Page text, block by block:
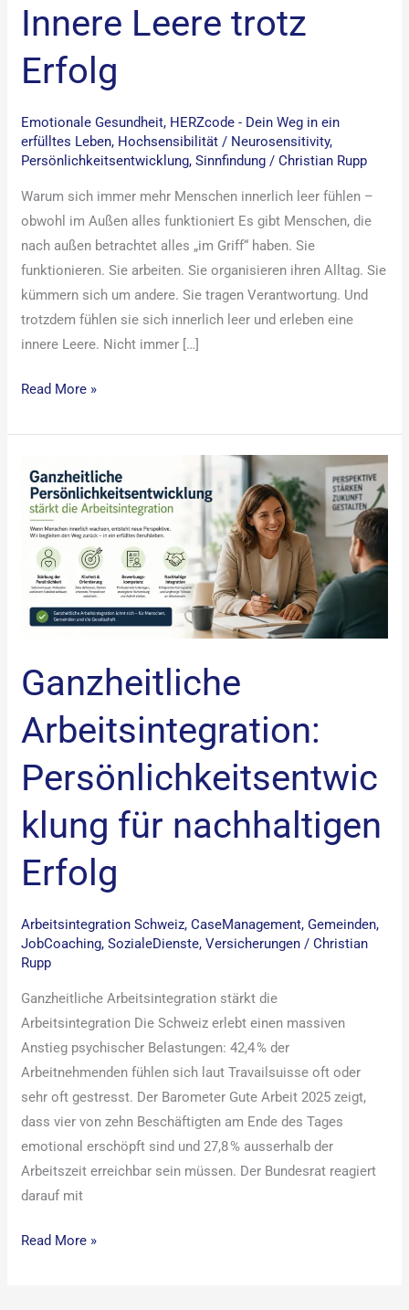
Innere Leere trotz
Erfolg
Emotionale Gesundheit, HERZcode - Dein Weg in ein
erfülltes Leben, Hochsensibilität / Neurosensitivity,
Persönlichkeitsentwicklung,Sinnfindung /Christian Rupp
Warum sich immer mehr Menschen innerlich leer fühlen –
obwohl im Außen alles funktioniert Es gibt Menschen, die
nach außen betrachtet alles „im Griff“ haben. Sie
funktionieren. Sie arbeiten. Sie organisieren ihren Alltag. Sie
kümmern sich um andere. Sie tragen Verantwortung. Und
trotzdem fühlen sie sich innerlich leer und erleben eine
innere Leere. Nicht immer […]
Read More »
Ganzheitliche
Arbeitsintegration:
Persönlichkeitsentwic
klung für nachhaltigen
Erfolg
Arbeitsintegration Schweiz,CaseManagement,Gemeinden,
JobCoaching,SozialeDienste,Versicherungen /Christian
Rupp
Ganzheitliche Arbeitsintegration stärkt die
Arbeitsintegration Die Schweiz erlebt einen massiven
Anstieg psychischer Belastungen: 42,4 % der
Arbeitnehmenden fühlen sich laut Travailsuisse oft oder
sehr oft gestresst. Der Barometer Gute Arbeit 2025 zeigt,
dass vier von zehn Beschäftigten am Ende des Tages
emotional erschöpft sind und 27,8 % ausserhalb der
Arbeitszeit erreichbar sein müssen. Der Bundesrat reagiert
darauf mit
Ganzheitliche
Arbeitsintegration:
Persönlichkeitsentwicklung
für
nachhaltigen
Erfolg
Read More »